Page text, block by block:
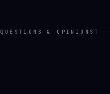
QUESTIONS & OPINIONS ]